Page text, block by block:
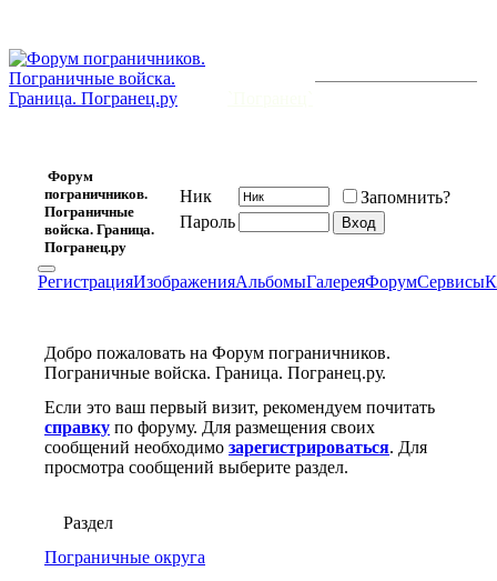
Форум
пограничников.
Пограничные
войска. Граница.
Погранец.ру
Ник
Запомнить?
Пароль
РегистрацияИзображенияАльбомыГалереяФорумСервисы
Добро пожаловать на Форум пограничников.
Пограничные войска. Граница. Погранец.ру.
Если это ваш первый визит, рекомендуем почитать
справку по форуму. Для размещения своих
сообщений необходимо зарегистрироваться. Для
просмотра сообщений выберите раздел.
Раздел
Пограничные округа